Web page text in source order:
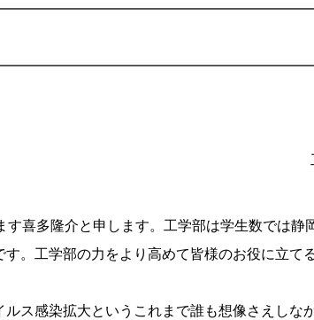
喜多隆介と申します。工学部は学生数では静
。工学部の力をより高めて皆様のお役に立て
ス感染拡大というこれまで誰も想像さえしな